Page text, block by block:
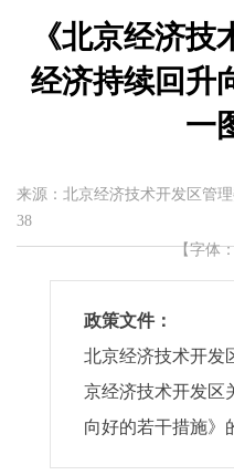
《北京经济
经济持续回升
一
来源：北京经济技术开发区管
38
【字体
政策文件：
北京经济技术开发
京经济技术开发区
向好的若干措施》